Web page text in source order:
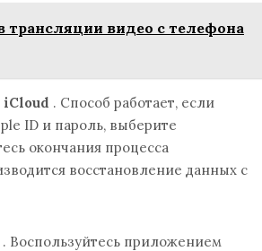
трансляции видео с телефона
iCloud . Способ работает, если
ID и пароль, выберите
окончания процесса
восстановление данных с
. Воспользуйтесь приложением